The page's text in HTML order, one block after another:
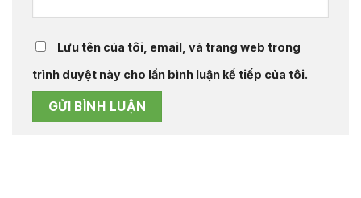
Lưu tên của tôi, email, và trang web trong
trình duyệt này cho lần bình luận kế tiếp của tôi.